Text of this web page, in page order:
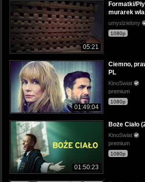
05:21
Formatki/
murarek
umyslzielony
1080p
01:49:04
Ciemno,
PL
KinoSwiat
premium
1080p
01:50:23
Boże Ciało
KinoSwiat
premium
1080p